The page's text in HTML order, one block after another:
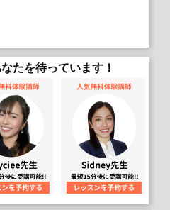
たを待っています！